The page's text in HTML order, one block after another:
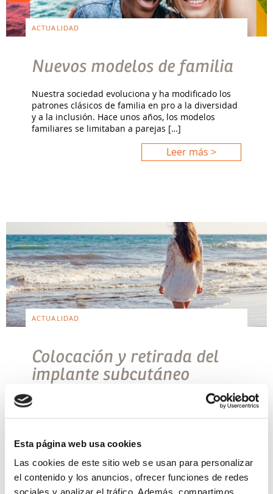
Esta página web usa cookies
Las cookies de este sitio web se usan para personalizar
el contenido y los anuncios, ofrecer funciones de redes
ACTUALIDAD
Nuevos modelos de familia
Nuestra sociedad evoluciona y ha modificado los
patrones clásicos de familia en pro a la diversidad
y a la inclusión. Hace unos años, los modelos
familiares se limitaban a parejas […]
Leer más >
ACTUALIDAD
Colocación y retirada del
implante subcutáneo
anticonceptivo
El implante subcutáneo es un método
y consta de una varilla precargada blanda y
Leer más >